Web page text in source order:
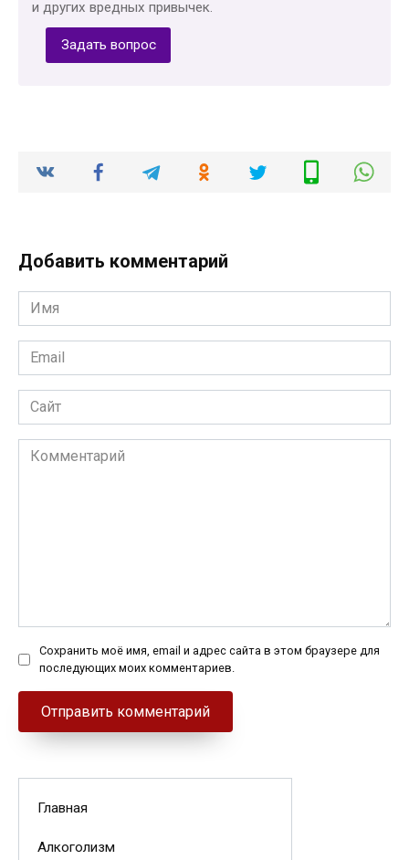
и других вредных привычек.
Задать вопрос
Добавить комментарий
Имя
*
Email
*
Сайт
Комментарий
Сохранить моё имя, email и адрес сайта в этом браузере для
последующих моих комментариев.
Главная
Алкоголизм